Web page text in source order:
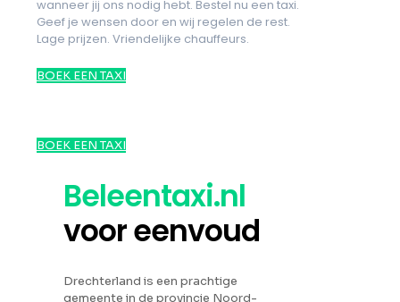
wanneer jij ons nodig hebt. Bestel nu een taxi.
Geef je wensen door en wij regelen de rest.
Lage prijzen. Vriendelijke chauffeurs.
BOEK EEN TAXI
BOEK EEN TAXI
Beleentaxi.nl
voor eenvoud
Drechterland is een prachtige
gemeente in de provincie Noord-